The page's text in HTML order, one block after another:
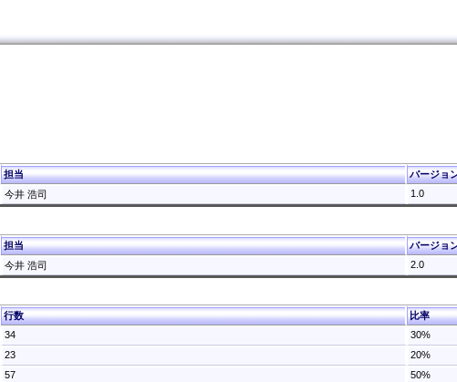
担当
バージョ
今井 浩司 1.0
担当
バージョ
今井 浩司 2.0
行数
比率
34
30%
23
20%
57
50%